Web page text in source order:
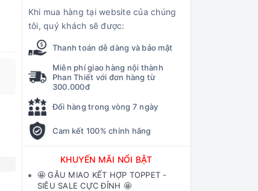
Khi mua hàng tại website của chúng
tôi, quý khách sẽ được:
Thanh toán dễ dàng và bảo mật
Miễn phí giao hàng nội thành
Phan Thiết với đơn hàng từ
300.000đ
Đổi hàng trong vòng 7 ngày
Cam kết 100% chính hãng
KHUYẾN MÃI NỔI BẬT
🤩 GÂU MIAO KẾT HỢP TOPPET -
SIÊU SALE CỰC ĐỈNH 🤩